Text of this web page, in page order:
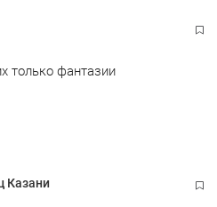
только фантазии
Казани